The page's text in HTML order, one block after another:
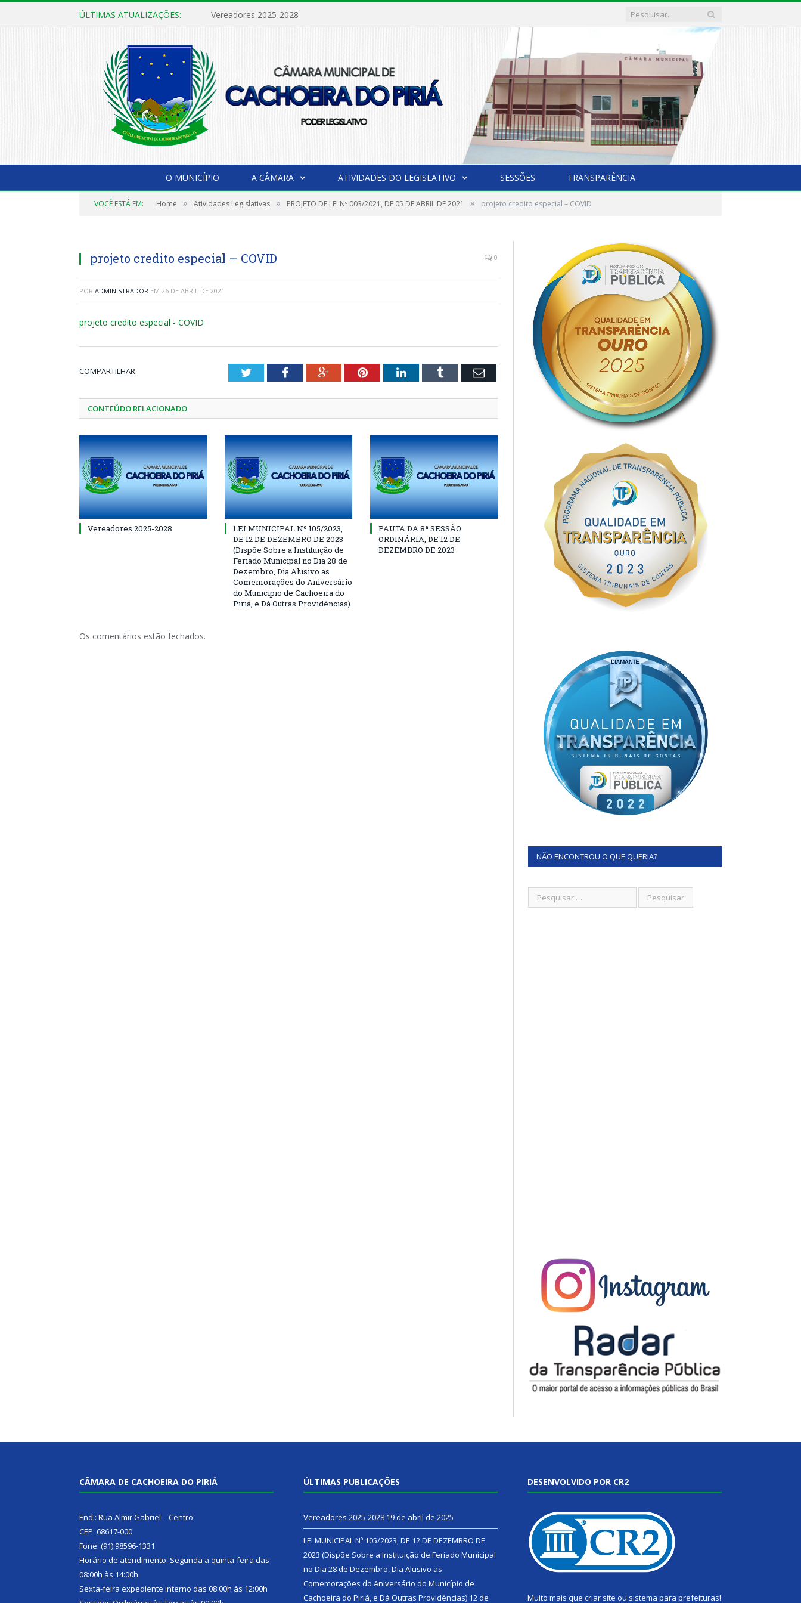
ÚLTIMAS ATUALIZAÇÕES: Vereadores 2025-2028
O MUNICÍPIO A CÂMARA ATIVIDADES DO LEGISLATIVO SESSÕES TRANSPARÊNCIA
VOCÊ ESTÁ EM: Home » Atividades Legislativas » PROJETO DE LEI Nº 003/2021, DE 05 DE ABRIL DE 2021 » projeto credito especial – COVID
projeto credito especial – COVID 0
POR ADMINISTRADOR EM 26 DE ABRIL DE 2021
projeto credito especial - COVID
COMPARTILHAR: TwitterFacebookGoogle+PinterestLinkedInTumblr Email
CONTEÚDO RELACIONADO
Vereadores 2025-2028
LEI MUNICIPAL Nº 105/2023,
DE 12 DE DEZEMBRO DE 2023
(Dispõe Sobre a Instituição de
Feriado Municipal no Dia 28 de
Dezembro, Dia Alusivo as
Comemorações do Aniversário
do Município de Cachoeira do
Piriá, e Dá Outras Providências)
PAUTA DA 8ª SESSÃO
ORDINÁRIA, DE 12 DE
DEZEMBRO DE 2023
Os comentários estão fechados.
NÃO ENCONTROU O QUE QUERIA?
CÂMARA DE CACHOEIRA DO PIRIÁ
End.: Rua Almir Gabriel – Centro
CEP: 68617-000
Fone: (91) 98596-1331
Horário de atendimento: Segunda a quinta-feira das
08:00h às 14:00h
Sexta-feira expediente interno das 08:00h às 12:00h
ÚLTIMAS PUBLICAÇÕES
Vereadores 2025-2028 19 de abril de 2025
LEI MUNICIPAL Nº 105/2023, DE 12 DE DEZEMBRO DE
2023 (Dispõe Sobre a Instituição de Feriado Municipal
no Dia 28 de Dezembro, Dia Alusivo as
Comemorações do Aniversário do Município de
Cachoeira do Piriá, e Dá Outras Providências) 12 de
DESENVOLVIDO POR CR2
Muito mais que criar site ou sistema para prefeituras!